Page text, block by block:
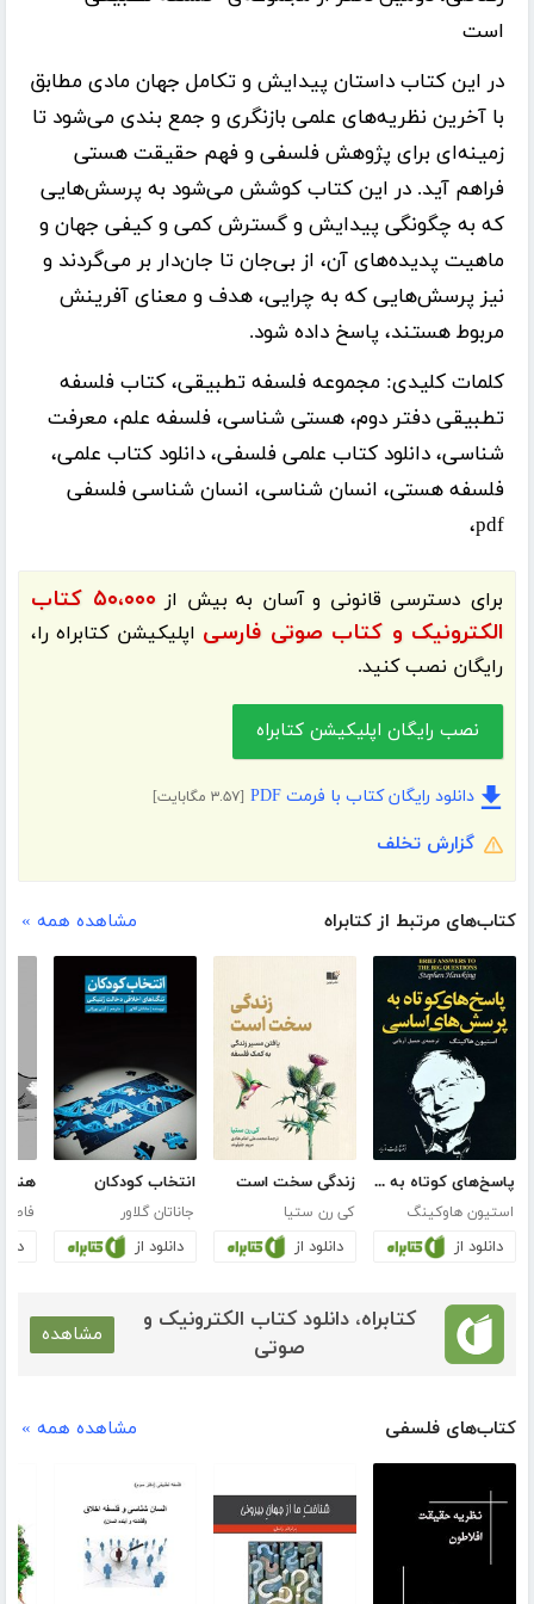
است
در این کتاب داستان پیدایش و تکامل جهان مادی مطابق
با آخرین نظریه‌های علمی بازنگری و جمع بندی می‌شود تا
زمینه‌ای برای پژوهش فلسفی و فهم حقیقت هستی
فراهم آید. در این کتاب کوشش می‌شود به پرسش‌هایی
که به چگونگی پیدایش و گسترش کمی و کیفی جهان و
ماهیت پدیده‌های آن، از بی‌جان تا جان‌دار بر می‌گردند و
نیز پرسش‌هایی که به چرایی، هدف و معنای آفرینش
مربوط هستند، پاسخ داده شود.
کلمات کلیدی: مجموعه فلسفه تطبیقی، کتاب فلسفه
تطبیقی دفتر دوم، هستی شناسی، فلسفه علم، معرفت
شناسی، دانلود کتاب علمی فلسفی، دانلود کتاب علمی،
فلسفه هستی، انسان شناسی، انسان شناسی فلسفی
pdf،
برای دسترسی قانونی و آسان به بیش از
۵۰،۰۰۰ کتاب
الکترونیک و کتاب صوتی فارسی اپلیکیشنکتابراهرا،
رایگان نصب کنید.
نصب رایگان اپلیکیشن کتابراه
دانلود رایگان کتاب با فرمت PDF [۳.۵۷ مگابایت]
گزارش تخلف
کتاب‌های مرتبط از کتابراه مشاهده همه »
پاسخ‌های کوتاه به پرسش‌های اساسی
استیون هاوکینگ
دانلود از
زندگی سخت است
کی رن ستیا
دانلود از
انتخاب کودکان
جاناتان گلاور
دانلود از
کتابراه، دانلود کتاب الکترونیک و
صوتی
مشاهده
کتاب‌های فلسفی مشاهده همه »